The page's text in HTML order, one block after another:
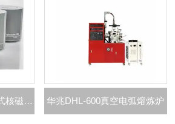
Magritek Spinsolve台式核磁共振波谱仪 华兆DHL-600真空电弧熔炼炉